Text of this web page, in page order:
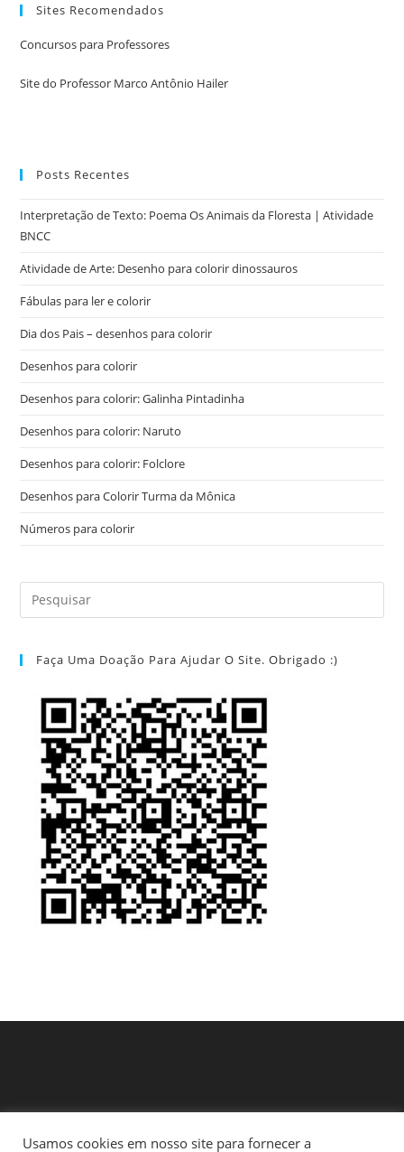
Sites Recomendados
Concursos para Professores
Site do Professor Marco Antônio Hailer
Posts Recentes
Interpretação de Texto: Poema Os Animais da Floresta | Atividade
BNCC
Atividade de Arte: Desenho para colorir dinossauros
Fábulas para ler e colorir
Dia dos Pais – desenhos para colorir
Desenhos para colorir
Desenhos para colorir: Galinha Pintadinha
Desenhos para colorir: Naruto
Desenhos para colorir: Folclore
Desenhos para Colorir Turma da Mônica
Números para colorir
Faça Uma Doação Para Ajudar O Site. Obrigado :)
Início Política de Privacidade e Termos de Uso
Usamos cookies em nosso site para fornecer a